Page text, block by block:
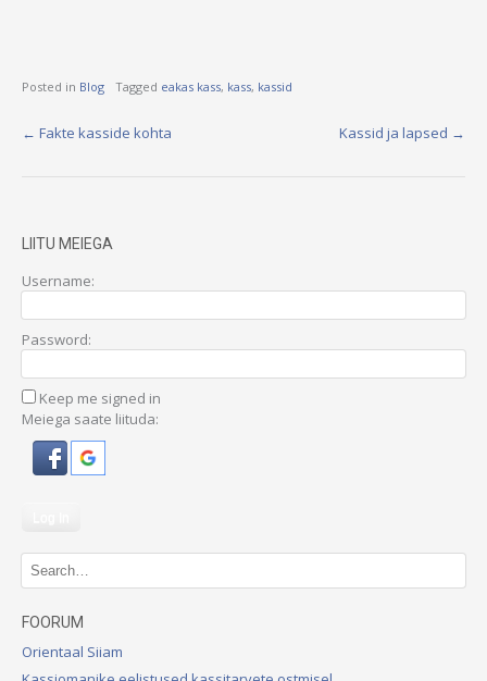
Posted in Blog Tagged eakas kass, kass, kassid
Post
← Fakte kasside kohta Kassid ja lapsed →
LIITU MEIEGA
Username:
Password:
Keep me signed in
Meiega saate liituda:
FOORUM
Orientaal Siiam